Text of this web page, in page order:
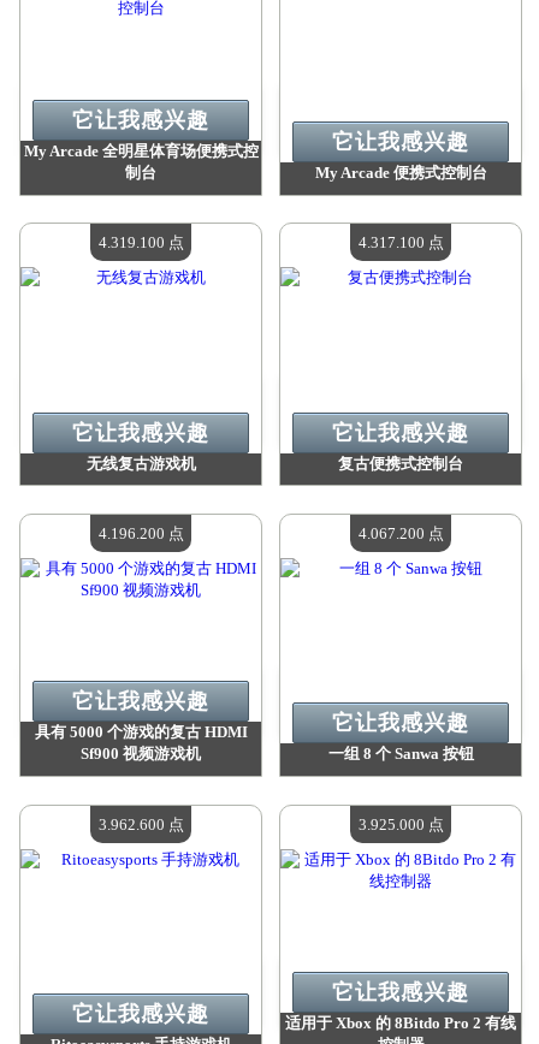
My Arcade 全明星体育场便携式控
制台
现有数量：4
它让我感兴趣
My Arcade 便携式控制台
现有数量：4
它让我感兴趣
无线复古游戏机
现有数量：4
它让我感兴趣
4.319.100 点
复古便携式控制台
现有数量：4
它让我感兴趣
4.317.100 点
具有 5000 个游戏的复古 HDMI
Sf900 视频游戏机
现有数量：4
它让我感兴趣
4.196.200 点
一组 8 个 Sanwa 按钮
现有数量：4
它让我感兴趣
4.067.200 点
它让我感兴趣
3.962.600 点
适用于 Xbox 的 8Bitdo Pro 2 有线
它让我感兴趣
3.925.000 点